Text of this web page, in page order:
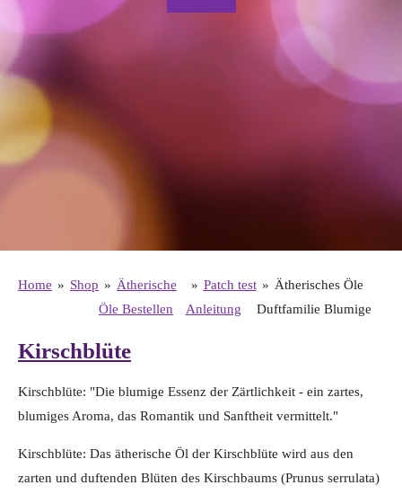
Home » Shop » Ätherische
Öle Bestellen
» Patch test
Anleitung
» Ätherisches Öle
Duftfamilie Blumige
Kirschblüte
Kirschblüte: "Die blumige Essenz der Zärtlichkeit - ein zartes,
blumiges Aroma, das Romantik und Sanftheit vermittelt."
Kirschblüte: Das ätherische Öl der Kirschblüte wird aus den
zarten und duftenden Blüten des Kirschbaums (Prunus serrulata)